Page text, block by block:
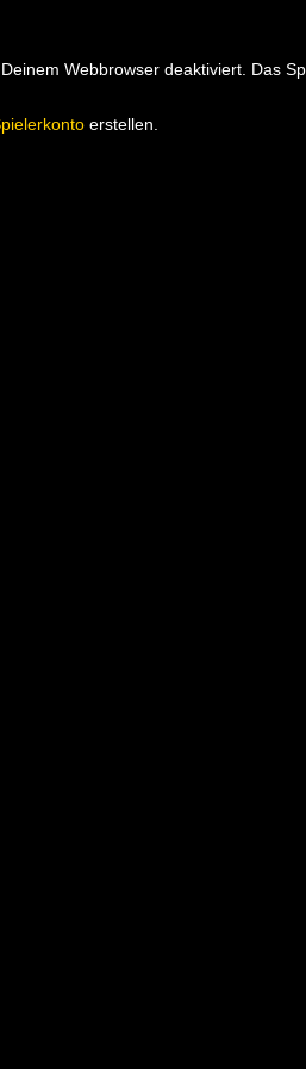
Webbrowser deaktiviert. Das
erstellen.